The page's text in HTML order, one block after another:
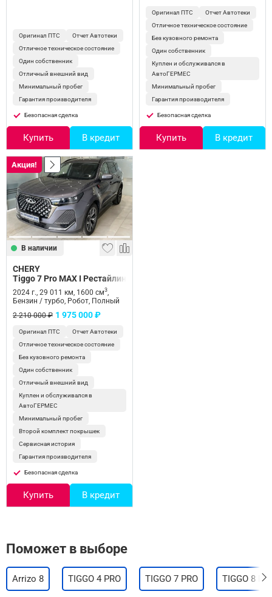
Оригинал ПТС
Отчет Автотеки
Отличное техническое состояние
Один собственник
Отличный внешний вид
Минимальный пробег
Гарантия производителя
Безопасная сделка
Купить В кредит
Оригинал ПТС
Отчет Автотеки
Отличное техническое состояние
Без кузовного ремонта
Один собственник
Куплен и обслуживался в
АвтоГЕРМЕС
Минимальный пробег
Гарантия производителя
Безопасная сделка
Купить В кредит
Акция!
В наличии
CHERY
Tiggo 7 Pro MAX I Рестайлинг
2024 г., 29 011 км, 1600 см3,
Бензин / турбо, Робот, Полный
2 210 000 ₽ 1 975 000 ₽
Оригинал ПТС
Отчет Автотеки
Отличное техническое состояние
Без кузовного ремонта
Один собственник
Отличный внешний вид
Куплен и обслуживался в
АвтоГЕРМЕС
Минимальный пробег
Второй комплект покрышек
Сервисная история
Гарантия производителя
Безопасная сделка
Купить В кредит
Поможет в выборе
Arrizo 8 TIGGO 4 PRO TIGGO 7 PRO TIGGO 8